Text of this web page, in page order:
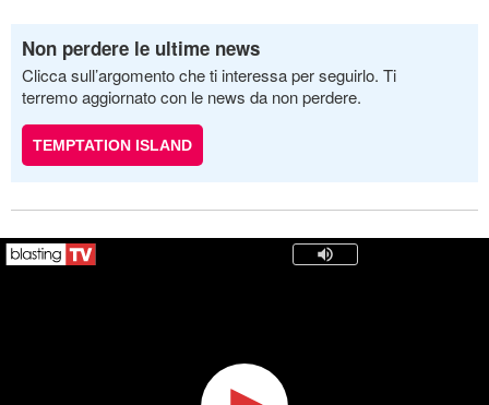
Non perdere le ultime news
Clicca sull’argomento che ti interessa per seguirlo. Ti
terremo aggiornato con le news da non perdere.
TEMPTATION ISLAND